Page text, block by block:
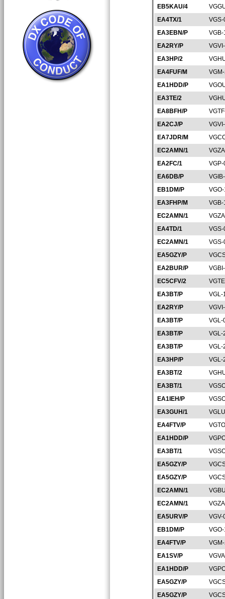
EB5KAU/4
EA4TX/1
EA3EBN/P
EA2RY/P
EA3HP/2
EA4FUF/M
EA1HDD/P
EA3TE/2
EA8BFH/P
EA2CJ/P
EA7JDR/M
EC2AMN/1
EA2FC/1
EA6DB/P
EB1DM/P
EA3FHP/M
EC2AMN/1
EA4TD/1
EC2AMN/1
EA5GZY/P
EA2BUR/P
EC5CFV/2
EA3BT/P
VGL-
EA2RY/P
EA3BT/P
VGL-
EA3BT/P
VGL-
EA3BT/P
VGL-
EA3HP/P
VGL-
EA3BT/2
EA3BT/1
EA1IEH/P
EA3GUH/1
EA4FTV/P
EA1HDD/P
EA3BT/1
EA5GZY/P
EA5GZY/P
EC2AMN/1
EC2AMN/1
EA5URV/P
VGV-
EB1DM/P
EA4FTV/P
EA1SV/P
EA1HDD/P
EA5GZY/P
EA5GZY/P